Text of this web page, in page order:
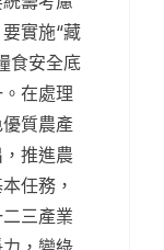
實施“藏
食安全底
在處理
質農產
推進農
任務，
三產業